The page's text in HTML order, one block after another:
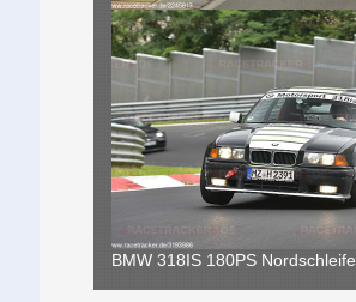
BMW 318IS 180PS Nordschleife